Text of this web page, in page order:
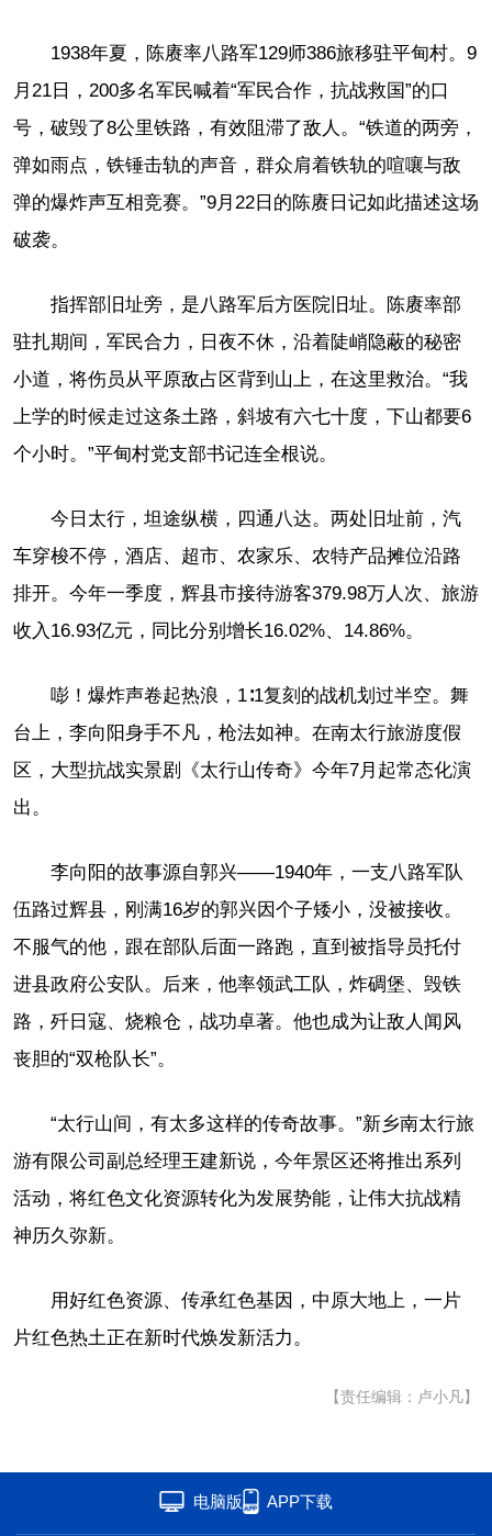
1938年夏，陈赓率八路军129师386旅移驻平甸村。9
月21日，200多名军民喊着“军民合作，抗战救国”的口
号，破毁了8公里铁路，有效阻滞了敌人。“铁道的两旁，
弹如雨点，铁锤击轨的声音，群众肩着铁轨的喧嚷与敌
弹的爆炸声互相竞赛。”9月22日的陈赓日记如此描述这场
破袭。
指挥部旧址旁，是八路军后方医院旧址。陈赓率部
驻扎期间，军民合力，日夜不休，沿着陡峭隐蔽的秘密
小道，将伤员从平原敌占区背到山上，在这里救治。“我
上学的时候走过这条土路，斜坡有六七十度，下山都要6
个小时。”平甸村党支部书记连全根说。
今日太行，坦途纵横，四通八达。两处旧址前，汽
车穿梭不停，酒店、超市、农家乐、农特产品摊位沿路
排开。今年一季度，辉县市接待游客379.98万人次、旅游
收入16.93亿元，同比分别增长16.02%、14.86%。
嘭！爆炸声卷起热浪，1∶1复刻的战机划过半空。舞
台上，李向阳身手不凡，枪法如神。在南太行旅游度假
区，大型抗战实景剧《太行山传奇》今年7月起常态化演
出。
李向阳的故事源自郭兴——1940年，一支八路军队
伍路过辉县，刚满16岁的郭兴因个子矮小，没被接收。
不服气的他，跟在部队后面一路跑，直到被指导员托付
进县政府公安队。后来，他率领武工队，炸碉堡、毁铁
路，歼日寇、烧粮仓，战功卓著。他也成为让敌人闻风
丧胆的“双枪队长”。
“太行山间，有太多这样的传奇故事。”新乡南太行旅
游有限公司副总经理王建新说，今年景区还将推出系列
活动，将红色文化资源转化为发展势能，让伟大抗战精
神历久弥新。
用好红色资源、传承红色基因，中原大地上，一片
片红色热土正在新时代焕发新活力。
【责任编辑：卢小凡】
电脑版 APP下载